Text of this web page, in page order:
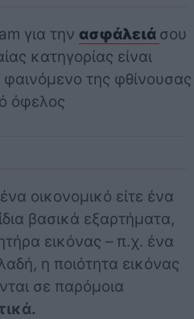
για την ασφάλειά σου
κατηγορίας είναι
φαινόμενο της φθίνουσας
όφελος
οικονομικό είτε ένα
βασικά εξαρτήματα,
εικόνας – π.χ. ένα
η ποιότητα εικόνας
σε παρόμοια